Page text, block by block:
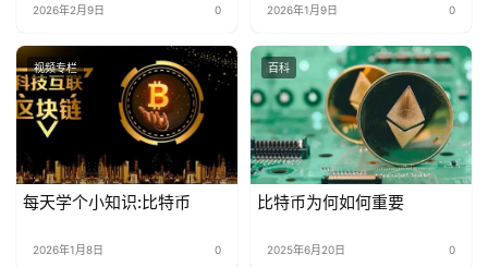
2026年2月9日 0 2026年1月9日 0
视频专栏
每天学个小知识:比特币
2026年1月8日 0
百科
比特币为何如何重要
2025年6月20日 0